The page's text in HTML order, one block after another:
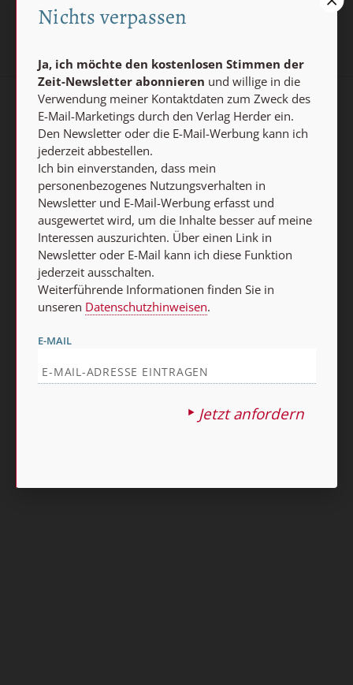
AGB und Widerrufsbelehrung Datenschutz
Barrierefreiheit
Vertrag widerrufen
Abo online kündigen
Nichts verpassen
Ja, ich möchte den kostenlosen Stimmen der
Zeit-Newsletter abonnieren und willige in die
Verwendung meiner Kontaktdaten zum Zweck des
E-Mail-Marketings durch den Verlag Herder ein.
Den Newsletter oder die E-Mail-Werbung kann ich
jederzeit abbestellen.
Ich bin einverstanden, dass mein
personenbezogenes Nutzungsverhalten in
Newsletter und E-Mail-Werbung erfasst und
ausgewertet wird, um die Inhalte besser auf meine
Interessen auszurichten. Über einen Link in
Newsletter oder E-Mail kann ich diese Funktion
jederzeit ausschalten.
Weiterführende Informationen finden Sie in
unseren Datenschutzhinweisen.
E-MAIL
Jetzt anfordern